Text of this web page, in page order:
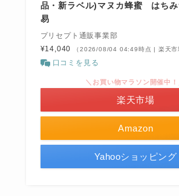
品・新ラベル)マヌカ蜂蜜 はち
易
プリセプト通販事業部
¥14,040
（2026/08/04 04:49時点 | 楽天市
口コミを見る
Amazon
＼お買い物マラソン開催中！
楽天市場
Yahooショッピング